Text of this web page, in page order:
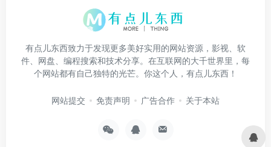
有点儿东西致力于发现更多美好实用的网站资源，影视、软
件、网盘、编程搜索和技术分享。在互联网的大千世界里，每
个网站都有自己独特的光芒。你这个人，有点儿东西！
网站提交 免责声明 广告合作 关于本站